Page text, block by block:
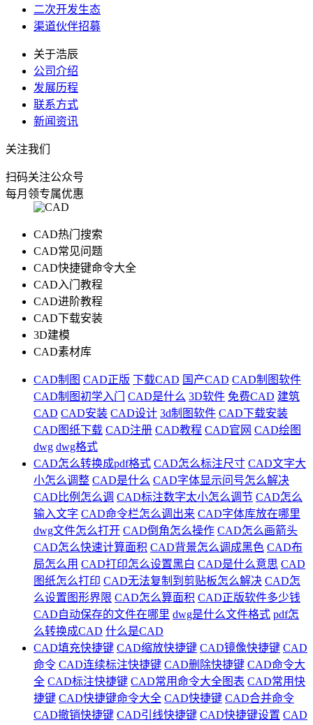
二次开发生态
渠道伙伴招募
关于浩辰
公司介绍
发展历程
联系方式
新闻资讯
关注我们
扫码关注公众号
每月领专属优惠
CAD热门搜索
CAD常见问题
CAD快捷键命令大全
CAD入门教程
CAD进阶教程
CAD下载安装
3D建模
CAD素材库
CAD制图 CAD正版 下载CAD 国产CAD CAD制图软件
CAD制图初学入门
CAD是什么 3D软件 免费CAD 建筑
CAD CAD安装 CAD设计 3d制图软件 CAD下载安装
CAD图纸下载 CAD注册 CAD教程 CAD官网 CAD绘图
dwg dwg格式
CAD怎么转换成pdf格式 CAD怎么标注尺寸 CAD文字大
小怎么调整 CAD是什么 CAD字体显示问号怎么解决
CAD比例怎么调 CAD标注数字太小怎么调节 CAD怎么
输入文字 CAD命令栏怎么调出来 CAD字体库放在哪里
dwg文件怎么打开 CAD倒角怎么操作 CAD怎么画箭头
CAD怎么快速计算面积 CAD背景怎么调成黑色 CAD布
局怎么用 CAD打印怎么设置黑白 CAD是什么意思 CAD
图纸怎么打印 CAD无法复制到剪贴板怎么解决 CAD怎
么设置图形界限 CAD怎么算面积 CAD正版软件多少钱
CAD自动保存的文件在哪里 dwg是什么文件格式 pdf怎
么转换成CAD 什么是CAD
CAD填充快捷键 CAD缩放快捷键 CAD镜像快捷键 CAD
命令 CAD连续标注快捷键 CAD删除快捷键 CAD命令大
全 CAD标注快捷键 CAD常用命令大全图表 CAD常用快
捷键 CAD快捷键命令大全 CAD快捷键 CAD合并命令
CAD撤销快捷键 CAD引线快捷键 CAD快捷键设置 CAD